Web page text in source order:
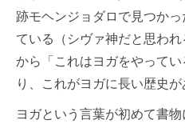
跡モヘンジョダロで見つか
ている（シヴァ神だと思わ
から「これはヨガをやって
り、これがヨガに長い歴史が
ヨガという言葉が初めて書